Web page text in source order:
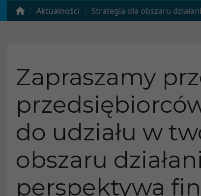
Aktualności Strategia dla obszaru działania LGD „RAZEM”
Zapraszamy
do udziału w
obszaru
perspektywa